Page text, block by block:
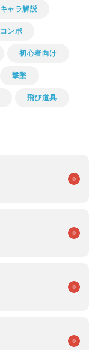
キャラ解説
コンボ
初心者向け
撃墜
飛び道具